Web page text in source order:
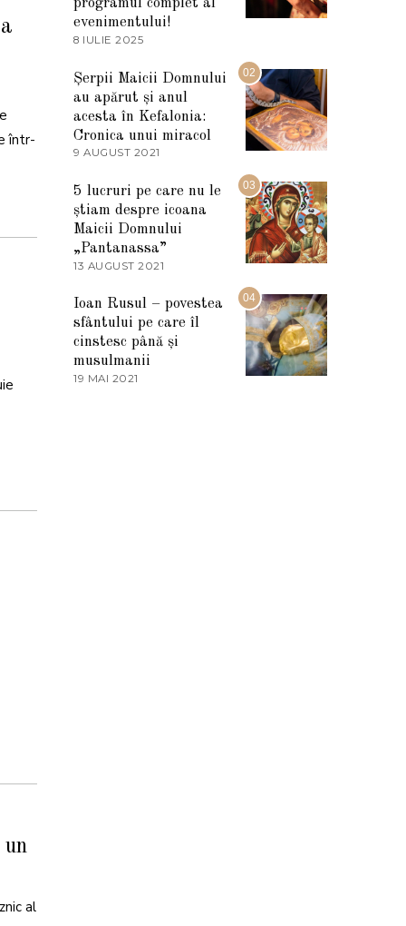
într-
al
programul complet al
evenimentului!
8 IULIE 2025
U
L
I
2
0
5
02
Șerpii Maicii Domnului
au apărut și anul
acesta în Kefalonia:
Cronica unui miracol
9 AUGUST 2021
A
R
T
I
2
2
2
03
5 lucruri pe care nu le
știam despre icoana
Maicii Domnului
„Pantanassa”
13 AUGUST 2021
U
G
U
S
04
Ioan Rusul – povestea
sfântului pe care îl
cinstesc până și
musulmanii
19 MAI 2021